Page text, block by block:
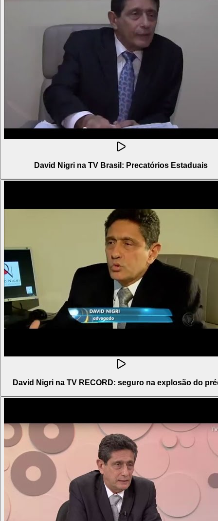
David Nigri na TV Brasil: Precatórios Estaduais
David Nigri na TV RECORD: seguro na explosão do